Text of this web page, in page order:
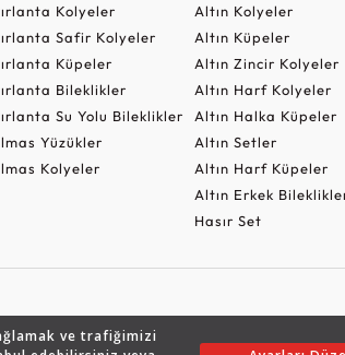
ve trafiğimizi
Kolyeler
Safir Kolyeler
Küpeler
Bileklikler
Su Yolu Bileklikler
Yüzükler
Kolyeler
Altın Kolyeler
Altın Küpeler
Altın Zincir Kolyeler
Altın Harf Kolyeler
Altın Halka Küpeler
Altın Setler
Altın Harf Küpeler
Altın Erkek
Hasır Set